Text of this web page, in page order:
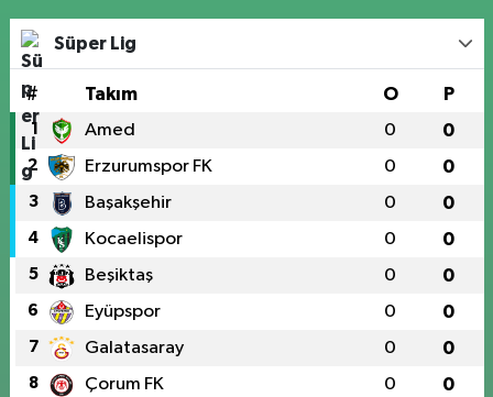
Süper Lig
# Takım O P
1 Amed 0 0
2 Erzurumspor FK 0 0
3 Başakşehir 0 0
4 Kocaelispor 0 0
5 Beşiktaş 0 0
6 Eyüpspor 0 0
7 Galatasaray 0 0
8 Çorum FK 0 0